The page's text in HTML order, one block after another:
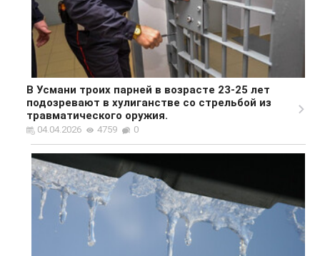
В Усмани троих парней в возрасте 23-25 лет
подозревают в хулиганстве со стрельбой из
травматического оружия.
04.04.2026 4759 0